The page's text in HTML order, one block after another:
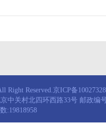
Reserved.京ICP备
中关村北四环西路33号 邮政编
:19818958